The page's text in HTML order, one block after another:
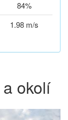
84%
1.98 m/s
a okolí